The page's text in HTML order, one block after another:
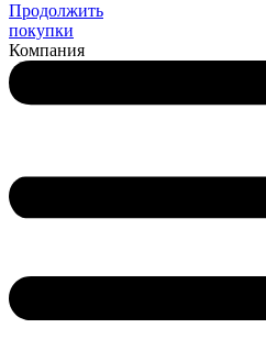
Продолжить
покупки
Компания